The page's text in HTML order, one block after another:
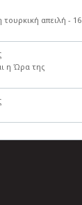
τουρκική απειλή - 16
η Ώρα της